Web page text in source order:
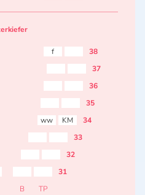
f
38
37
36
35
ww KM
34
33
32
31
B TP